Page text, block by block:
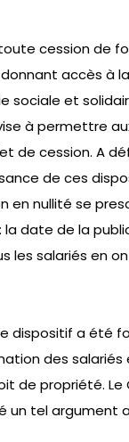
cession de
accès à la
sociale et
à permettre
de cession. A
de ces
en nullité se
la date de la
les salariés en
dispositif a été
des
de propriété. Le
un tel argument